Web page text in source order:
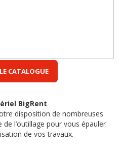
CATALOGUE
BigRent
disposition de nombreuses
de l’outillage pour vous épauler
de vos travaux.